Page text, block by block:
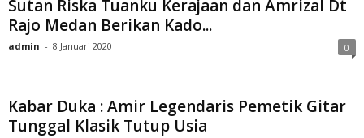
Sutan Riska Tuanku Kerajaan dan Amrizal Dt
Rajo Medan Berikan Kado...
admin - 8 Januari 2020 0
Kabar Duka : Amir Legendaris Pemetik Gitar
Tunggal Klasik Tutup Usia